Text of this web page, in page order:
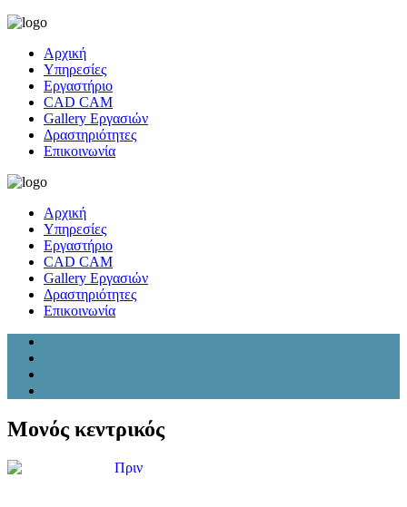
Αρχική
Υπηρεσίες
Εργαστήριο
CAD CAM
Gallery Εργασιών
Δραστηριότητες
Επικοινωνία
Αρχική
Υπηρεσίες
Εργαστήριο
CAD CAM
Gallery Εργασιών
Δραστηριότητες
Επικοινωνία
Μονός κεντρικός